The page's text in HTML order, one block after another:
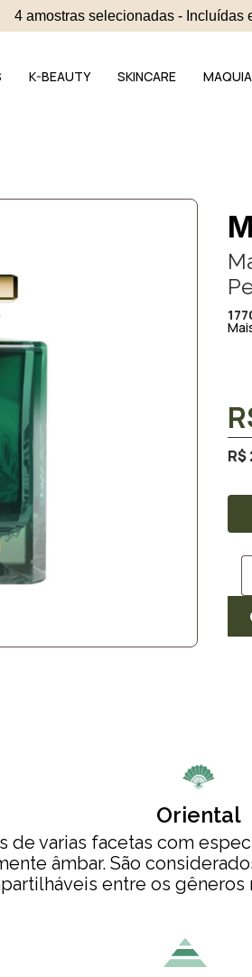
4 amostras selecionadas - Incluídas
K-BEAUTY SKINCARE
R$
Oriental
de varias facetas com
âmbar. São
entre os